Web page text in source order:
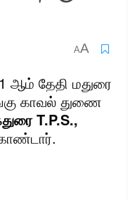
AA
ஆம் தேதி மதுரை
காவல் துணை
T.P.S.,